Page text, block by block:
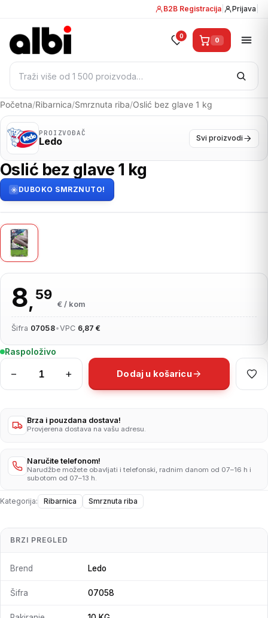
B2B Registracija Prijava
Pretraži:
0 0
Početna/Ribarnica/Smrznuta riba/Oslić bez glave 1 kg
PROIZVOĐAČ
Ledo Svi proizvodi
Oslić bez glave 1 kg
DUBOKO SMRZNUTO!
8,59
€ / kom
Šifra 07058•VPC 6,87 €
Raspoloživo
−
Oslić
bez
1
kg
+ Dodaj u košaricu
Brza i pouzdana dostava!
Provjerena dostava na vašu adresu.
Naručite telefonom!
Narudžbe možete obavljati i telefonski, radnim danom od 07–16 h i
subotom od 07–13 h.
Kategorija: Ribarnica Smrznuta riba
BRZI PREGLED
Brend Ledo
Šifra 07058